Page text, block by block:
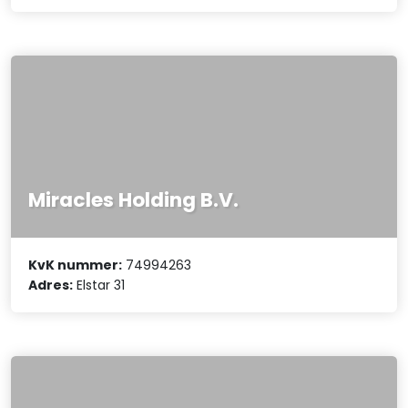
Miracles Holding B.V.
KvK nummer: 74994263
Adres: Elstar 31